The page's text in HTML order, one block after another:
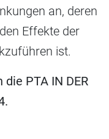
an, deren
Effekte der
ist.
PTA IN DER